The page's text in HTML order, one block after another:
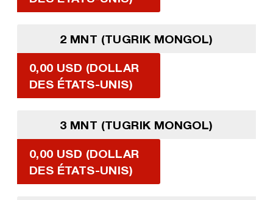
2 MNT (TUGRIK MONGOL)
0,00 USD (DOLLAR
DES ÉTATS-UNIS)
3 MNT (TUGRIK MONGOL)
0,00 USD (DOLLAR
DES ÉTATS-UNIS)